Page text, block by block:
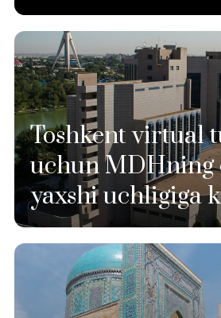
Toshkent virtual
uchun MDHning
yaxshi uchligiga